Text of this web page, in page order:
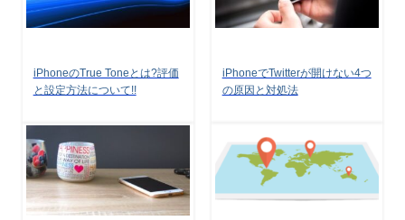
iPhoneのTrue Toneとは?評価
と設定方法について!!
iPhoneでTwitterが開けない4つ
の原因と対処法